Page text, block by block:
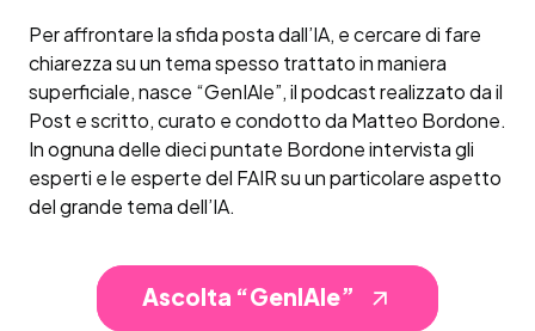
Per affrontare la sfida posta dall’IA, e cercare di fare
chiarezza su un tema spesso trattato in maniera
superficiale, nasce “GenIAle”, il podcast realizzato da il
Post e scritto, curato e condotto da Matteo Bordone.
In ognuna delle dieci puntate Bordone intervista gli
esperti e le esperte del FAIR su un particolare aspetto
del grande tema dell’IA.
Ascolta “GenIAle” arrow_outward